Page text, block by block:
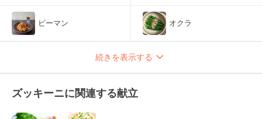
ピーマン オクラ
続きを表示する
ズッキーニに関連する献立